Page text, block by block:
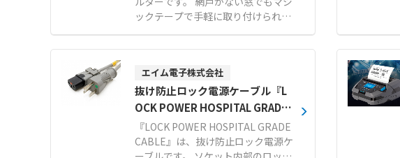
業スペースへ広範囲に送風が可能で
す。 1〜9時間まで設定可能なタイ
マー機能や水ポンプ保護など、安心
の安全機能も充実しています。 【特
徴】 ● 排熱ダクト不要で設置場所
を選ばない排熱なし設計 ● エアコ
ンに比べ低消費電力による低コスト
運用 ● 約80°のオートスイング機能
による広範囲送風 【用途・事例】
● 工場や倉庫における広い空間の全
体冷却および暑さ対策 ● 整備工場
ックテープで手軽に取り付けられ、
虫やホコリの侵入を防ぎながら簡単
に換気が行えます。 80メッシュの
一般的な網戸ではすり抜けてしまう
小さな虫も確実にシャットアウトし
ます。 窓の開閉に便利なスライドフ
ァスナー付きで、日常の使い勝手に
も配慮された設計です。 メーカー国
内工場にて10mm単位で1枚からオ
エイム電子株式会社
抜け防止ロック電源ケーブル『L
OCK POWER HOSPITAL GRADE
CABLE』
『LOCK POWER HOSPITAL GRADE
CABLE』は、抜け防止ロック電源ケ